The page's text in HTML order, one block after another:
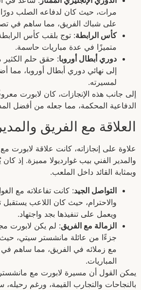
مرات، حيث كان لدفاعه الصلب
على شباك الفريق، مما ساهم في
كأس الرابطة: توج بلقب كأس
متميزًا في عدة مباريات حاسمة.
دوري أبطال أوروبا: حقق حلم الكثير
إلى نهائي دوري أبطال أوروبا، مما
لمسيرته.
إلى جانب هذه الإنجازات، كان لابورت
الدفاعية المحكمة، مما جعله من أفضل
العلاقة مع الفريق
علاوة على إنجازاته، كانت علاقة لابورت
والمدير الفني بيب غوارديولا مميزة. إذ كان
وبمثابة القائد داخل الملعب.
التواصل الجيد: كانت تفاعلاته مع
والاحترام، حيث كان اللاعب
ويعمل على تنفيذها بجد واجتهاد.
الزمالة مع الفريق: لم يكن لابورت
جزءًا من عائلة مانشستر سيتي،
مع زملائه في الفريق، مما ساهم في
المباريات.
يمكن القول أن مسيرة لابورت مع
بالنجاحات والتجارب القيمة، ورغم رحيله،